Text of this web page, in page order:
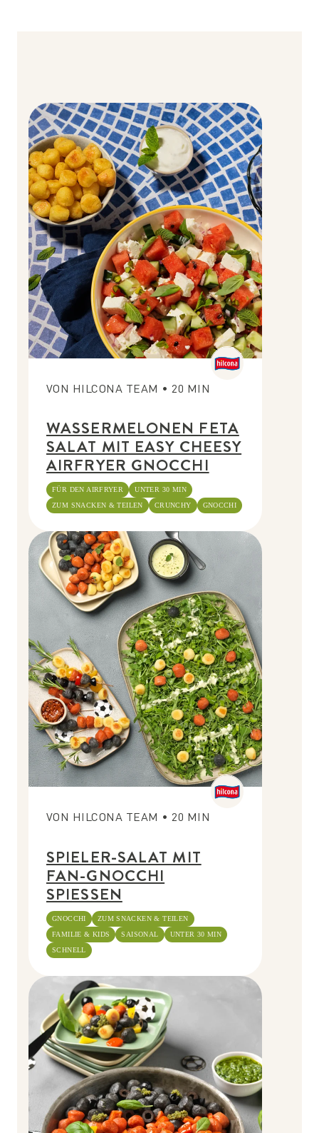
VON HILCONA TEAM • 20 MIN
WASSERMELONEN FETA
SALAT MIT EASY CHEESY
AIRFRYER GNOCCHI
FÜR DEN AIRFRYER
UNTER 30 MIN
ZUM SNACKEN & TEILEN
CRUNCHY GNOCCHI
VON HILCONA TEAM •20 MIN
SPIELER-SALAT MIT
FAN-GNOCCHI
SPIESSEN
GNOCCHI
ZUM SNACKEN & TEILEN
FAMILIE & KIDS
SAISONAL
UNTER 30 MIN
SCHNELL